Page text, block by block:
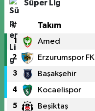
Süper Lig
# Takım
1 Amed
2 Erzurumspor FK
3 Başakşehir
4 Kocaelispor
5 Beşiktaş